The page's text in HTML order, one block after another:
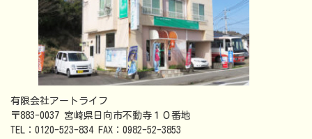
有限会社アートライフ
〒883-0037 宮崎県日向市不動寺１０番地
TEL：0120-523-834 FAX：0982-52-3853